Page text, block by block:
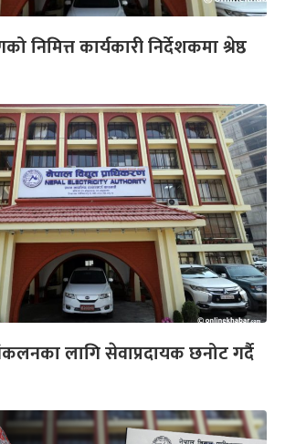
निमित्त कार्यकारी निर्देशकमा श्रेष्ठ
लागि सेवाप्रदायक छनोट गर्दै